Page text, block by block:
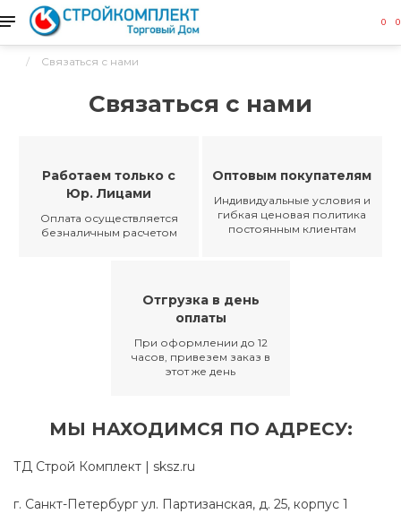
0 0
Связаться с нами
Связаться с нами
Работаем только с
Юр. Лицами
Оплата осуществляется
безналичным расчетом
Оптовым покупателям
Индивидуальные условия и
гибкая ценовая политика
постоянным клиентам
Отгрузка в день
оплаты
При оформлении до 12
часов, привезем заказ в
этот же день
МЫ НАХОДИМСЯ ПО АДРЕСУ:
ТД Строй Комплект | sksz.ru
г. Санкт-Петербург ул. Партизанская, д. 25, корпус 1